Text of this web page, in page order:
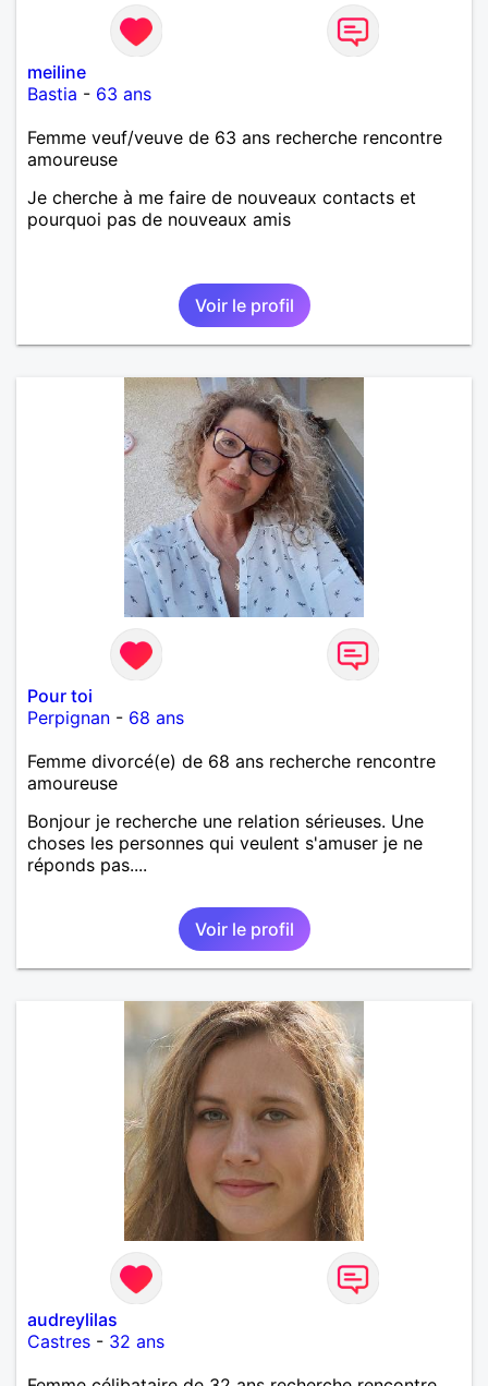
meiline
Bastia - 63 ans
Femme veuf/veuve de 63 ans recherche rencontre
amoureuse
Je cherche à me faire de nouveaux contacts et
pourquoi pas de nouveaux amis
Voir le profil
Pour toi
Perpignan - 68 ans
Femme divorcé(e) de 68 ans recherche rencontre
amoureuse
Bonjour je recherche une relation sérieuses. Une
choses les personnes qui veulent s'amuser je ne
réponds pas....
Voir le profil
audreylilas
Castres - 32 ans